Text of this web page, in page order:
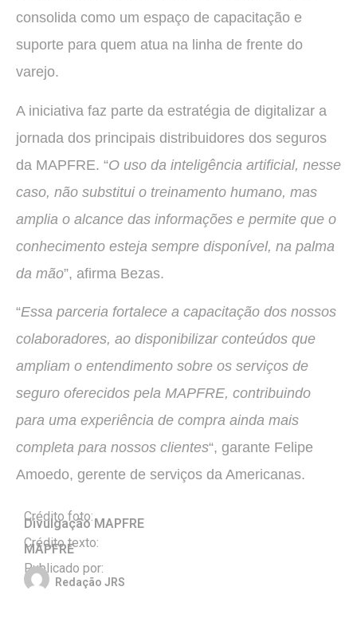
consolida como um espaço de capacitação e
suporte para quem atua na linha de frente do
varejo.
A iniciativa faz parte da estratégia de digitalizar a
jornada dos principais distribuidores dos seguros
da MAPFRE. “O uso da inteligência artificial, nesse
caso, não substitui o treinamento humano, mas
amplia o alcance das informações e permite que o
conhecimento esteja sempre disponível, na palma
da mão”, afirma Bezas.
“Essa parceria fortalece a capacitação dos nossos
colaboradores, ao disponibilizar conteúdos que
ampliam o entendimento sobre os serviços de
seguro oferecidos pela MAPFRE, contribuindo
para uma experiência de compra ainda mais
completa para nossos clientes“, garante Felipe
Amoedo, gerente de serviços da Americanas.
Crédito foto:
Divulgação MAPFRE
Crédito texto:
MAPFRE
Publicado por:
Redação JRS